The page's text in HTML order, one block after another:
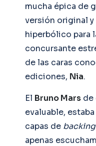
mucha épica de
versión original
hiperbólico para
concursante
de las caras
ediciones, Nia.
El Bruno Mars de
evaluable,
capas de
apenas